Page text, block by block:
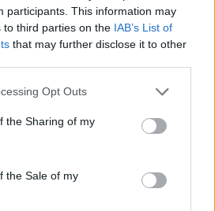
participants. This information may
to third parties on the IAB’s List of
that may further disclose it to other
app uses one or more Google
usage behaviour. You may click to
Google and its third-party tags to
specified purposes in below Google
Opt Outs
the Sharing of my
the Sale of my
entro 28 giorni.